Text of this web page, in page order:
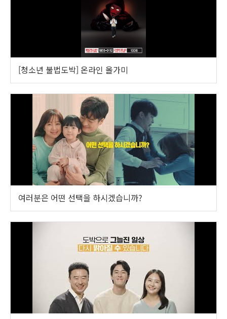
[청소년 불법도박] 온라인 올가미
여러분은 어떤 선택을 하시겠습니까?